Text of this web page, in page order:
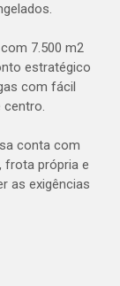
7.500 m2
estratégico
com fácil
centro.
conta com
frota própria e
as exigências